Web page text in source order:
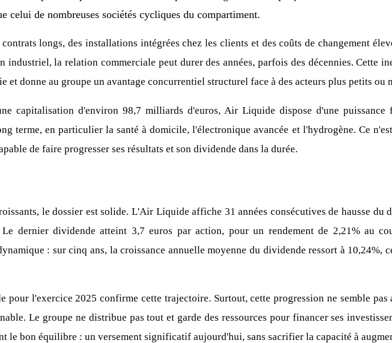
celui de nombreuses sociétés cycliques du compartiment.
longs, des installations intégrées chez les clients et des coûts de changement
industriel, la relation commerciale peut durer des années, parfois des décennies. Cette
et donne au groupe un avantage concurrentiel structurel face à des acteurs plus petits ou
capitalisation d'environ 98,7 milliards d'euros, Air Liquide dispose d'une
terme, en particulier la santé à domicile, l'électronique avancée et l'hydrogène. Ce
de faire progresser ses résultats et son dividende dans la durée.
le dossier est solide. L'Air Liquide affiche 31 années consécutives de hausse
dernier dividende atteint 3,7 euros par action, pour un rendement de 2,21% au
: sur cinq ans, la croissance annuelle moyenne du dividende ressort à 10,24%,
pour l'exercice 2025 confirme cette trajectoire. Surtout, cette progression ne semble
Le groupe ne distribue pas tout et garde des ressources pour financer ses
le bon équilibre : un versement significatif aujourd'hui, sans sacrifier la capacité à